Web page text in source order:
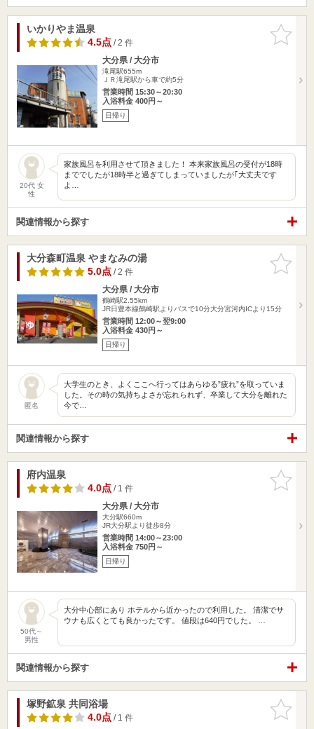
お気に入
りに追加
いかりやま温泉
4.5点/ 2 件
大分県 / 大分市
滝尾駅655m
ＪＲ滝尾駅から車で約5分
営業時間 15:30～20:30
入浴料金 400円～
日帰り
20代 女
性
家族風呂を利用させて頂きました！ 本来家族風呂の受付が18時
まででしたが18時半と過ぎてしまっていましたが｢大丈夫です
よ…
関連情報から探す
お気に入
りに追加
大分森町温泉 やまなみの湯
5.0点/ 2 件
大分県 / 大分市
鶴崎駅2.55km
JR日豊本線鶴崎駅よりバスで10分大分宮河内ICより15分
営業時間 12:00～翌9:00
入浴料金 430円～
日帰り
匿名
大学生のとき、よくここへ行ってはあらゆる”疲れ”を取っていま
した。その時の気持ちよさが忘れられず、卒業して大分を離れた
今で…
関連情報から探す
お気に入
りに追加
府内温泉
4.0点/ 1 件
大分県 / 大分市
大分駅660m
JR大分駅より徒歩8分
営業時間 14:00～23:00
入浴料金 750円～
日帰り
50代～
男性
大分中心部にあり ホテルから近かったので利用した。 清潔でサ
ウナも広くとても良かったです。 値段は640円でした。 …
関連情報から探す
お気に入
りに追加
塚野鉱泉 共同浴場
4.0点/ 1 件